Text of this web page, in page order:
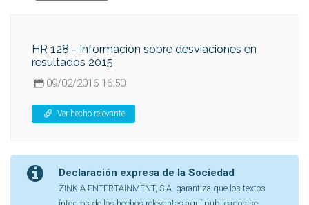
HR 128 - Informacion sobre desviaciones en
resultados 2015
09/02/2016 16:50
Ver hecho relevante
Declaración expresa de la Sociedad
ZINKIA ENTERTAINMENT, S.A. garantiza que los textos